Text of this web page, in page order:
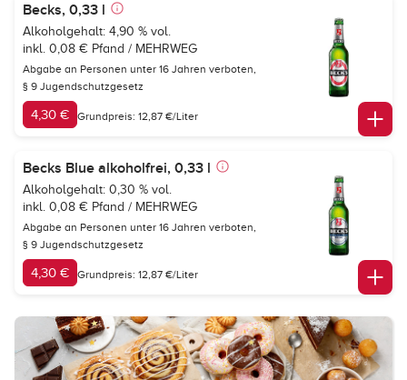
Becks, 0,33 l
Alkoholgehalt: 4,90 % vol.
inkl. 0,08 € Pfand / MEHRWEG
Abgabe an Personen unter 16 Jahren verboten,
§ 9 Jugendschutzgesetz
4,30 € Grundpreis: 12,87 €/Liter
Becks Blue alkoholfrei, 0,33 l
Alkoholgehalt: 0,30 % vol.
inkl. 0,08 € Pfand / MEHRWEG
Abgabe an Personen unter 16 Jahren verboten,
§ 9 Jugendschutzgesetz
4,30 € Grundpreis: 12,87 €/Liter